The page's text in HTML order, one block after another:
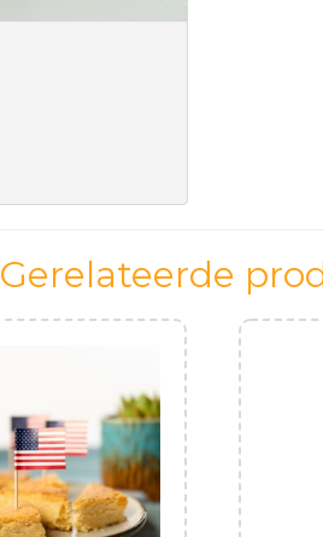
Gerelateerde